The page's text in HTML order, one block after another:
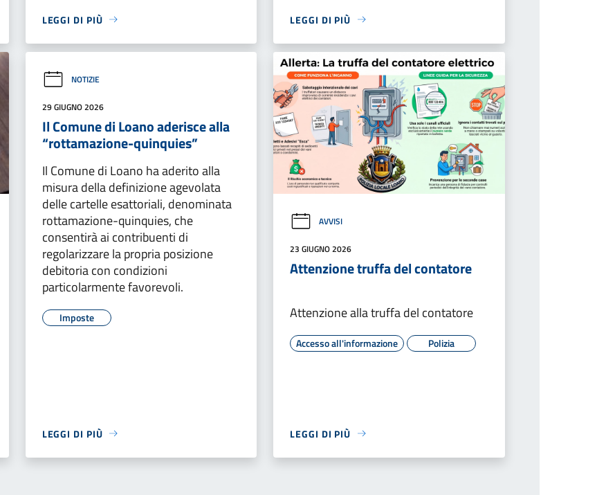
LEGGI DI PIÙ LEGGI DI PIÙ
NOTIZIE
29 GIUGNO 2026
Il Comune di Loano aderisce alla
“rottamazione-quinquies”
Il Comune di Loano ha aderito alla
misura della definizione agevolata
delle cartelle esattoriali, denominata
rottamazione-quinquies, che
consentirà ai contribuenti di
regolarizzare la propria posizione
debitoria con condizioni
particolarmente favorevoli.
Imposte
LEGGI DI PIÙ
AVVISI
23 GIUGNO 2026
Attenzione truffa del contatore
Attenzione alla truffa del contatore
Accesso all'informazione Polizia
LEGGI DI PIÙ